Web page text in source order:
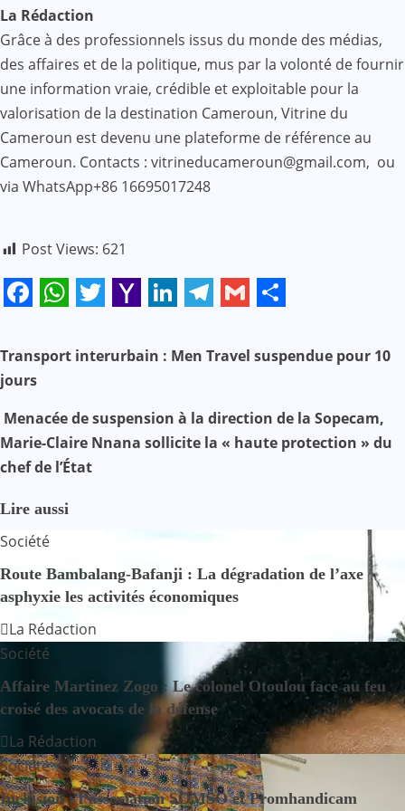
La Rédaction
Grâce à des professionnels issus du monde des médias,
des affaires et de la politique, mus par la volonté de fournir
une information vraie, crédible et exploitable pour la
valorisation de la destination Cameroun, Vitrine du
Cameroun est devenu une plateforme de référence au
Cameroun. Contacts : vitrineducameroun@gmail.com, ou
via WhatsApp+86 16695017248
Post Views: 621
Mail
N
a
v
i
g
a
t
o
n
d
e
l
Transport interurbain : Men Travel suspendue pour 10
jours
Menacée de suspension à la direction de la Sopecam,
Marie-Claire Nnana sollicite la « haute protection » du
chef de l’État
Lire aussi
Société
Route Bambalang-Bafanji : La dégradation de l’axe
asphyxie les activités économiques
La Rédaction
Société
Affaire Martinez Zogo : Le colonel Otoulou face au feu
croisé des avocats de la défense
La Rédaction
Société
Inclusion : l’association SOMSO et Promhandicam